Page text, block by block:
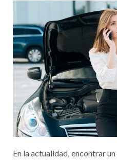
En la actualidad, encontrar un